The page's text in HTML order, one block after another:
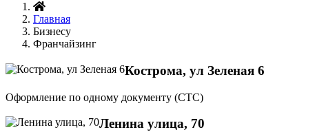
Главная
Бизнесу
Франчайзинг
Кострома, ул Зеленая 6
Оформление по одному документу (СТС)
Ленина улица, 70